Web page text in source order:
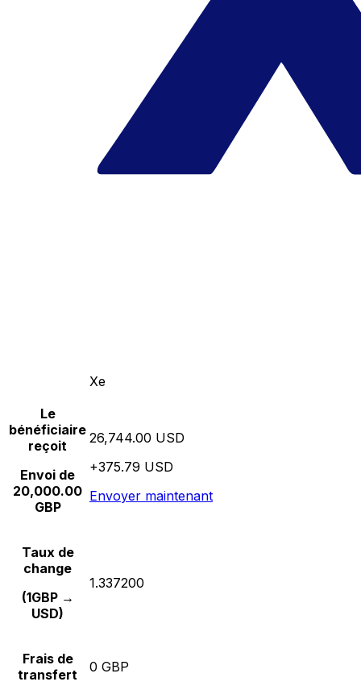
Xe
Le
bénéficiaire
reçoit
Envoi de
20,000.00
GBP
26,744.00 USD
+375.79 USD
Envoyer maintenant
Taux de
change
(1GBP →
USD)
1.337200
Frais de
transfert
0 GBP